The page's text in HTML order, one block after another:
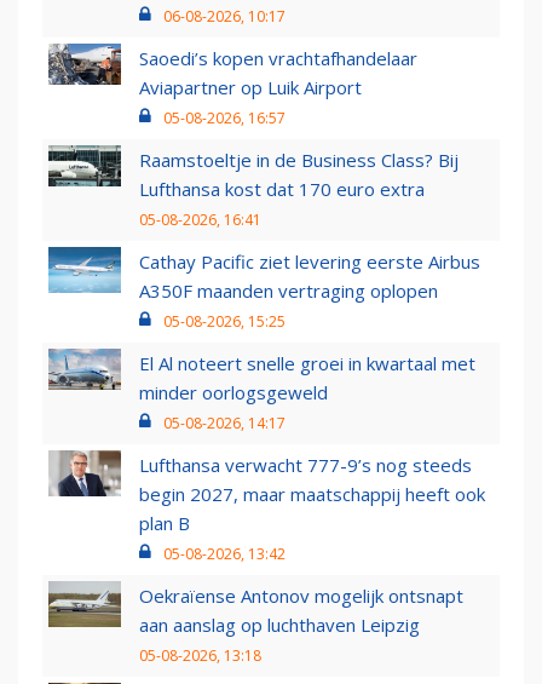
06-08-2026, 10:17
Saoedi’s kopen vrachtafhandelaar
Aviapartner op Luik Airport
05-08-2026, 16:57
Raamstoeltje in de Business Class? Bij
Lufthansa kost dat 170 euro extra
05-08-2026, 16:41
Cathay Pacific ziet levering eerste Airbus
A350F maanden vertraging oplopen
05-08-2026, 15:25
El Al noteert snelle groei in kwartaal met
minder oorlogsgeweld
05-08-2026, 14:17
Lufthansa verwacht 777-9’s nog steeds
begin 2027, maar maatschappij heeft ook
plan B
05-08-2026, 13:42
Oekraïense Antonov mogelijk ontsnapt
aan aanslag op luchthaven Leipzig
05-08-2026, 13:18